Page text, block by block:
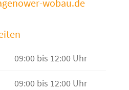
wobau.de
09:00 bis 12:00 Uhr
09:00 bis 12:00 Uhr